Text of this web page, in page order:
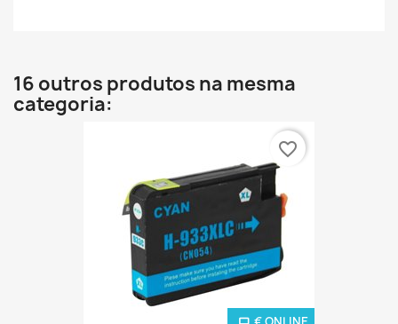
16 outros produtos na mesma
categoria:
favorite_border